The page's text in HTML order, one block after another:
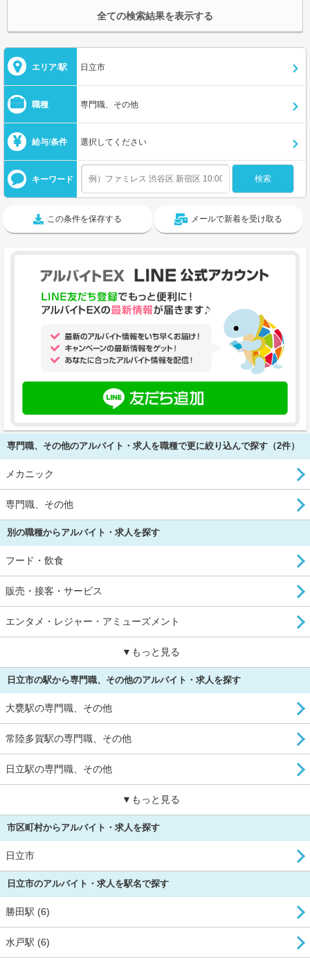
全ての検索結果を表示する
エリア/駅 日立市
職種 専門職、その他
給与/条件 選択してください
キーワード
この条件を保存する メールで新着を受け取る
専門職、その他のアルバイト・求人を職種で更に絞り込んで探す（2件）
メカニック
専門職、その他
別の職種からアルバイト・求人を探す
フード・飲食
販売・接客・サービス
エンタメ・レジャー・アミューズメント
▼もっと見る
日立市の駅から専門職、その他のアルバイト・求人を探す
大甕駅の専門職、その他
常陸多賀駅の専門職、その他
日立駅の専門職、その他
▼もっと見る
市区町村からアルバイト・求人を探す
日立市
日立市のアルバイト・求人を駅名で探す
勝田駅 (6)
水戸駅 (6)